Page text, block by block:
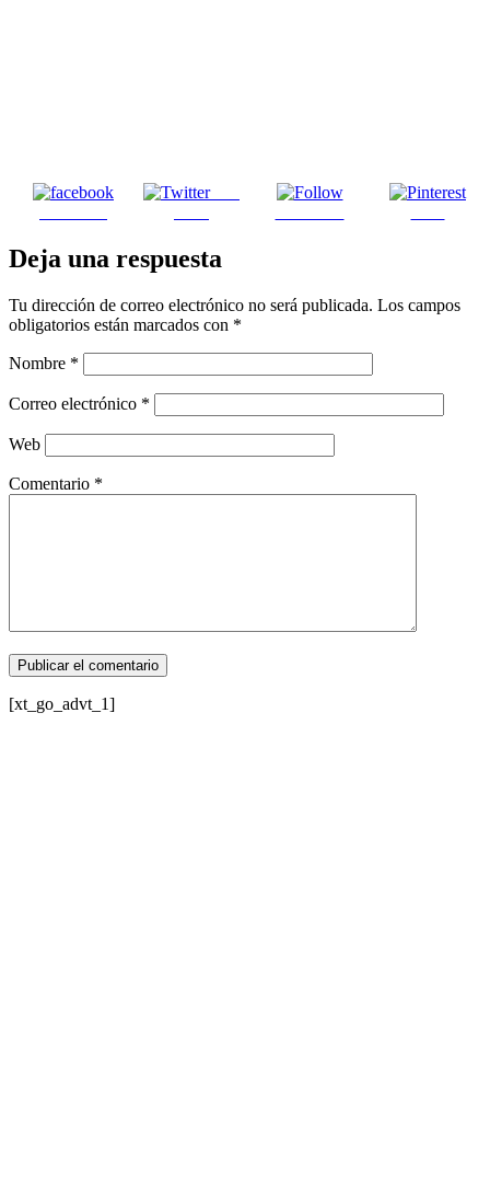
Post
Deja una respuesta
Tu dirección de correo electrónico no será publicada. Los campos
obligatorios están marcados con *
Nombre *
Correo electrónico *
Web
Comentario *
[xt_go_advt_1]